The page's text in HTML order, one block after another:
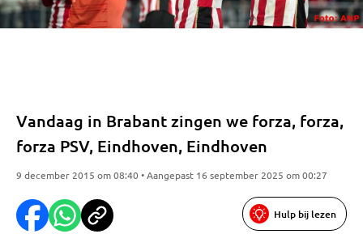
Vandaag in Brabant zingen we forza, forza,
forza PSV, Eindhoven, Eindhoven
9 december 2015 om 08:40 • Aangepast 16 september 2025 om 00:27
Hulp bij lezen